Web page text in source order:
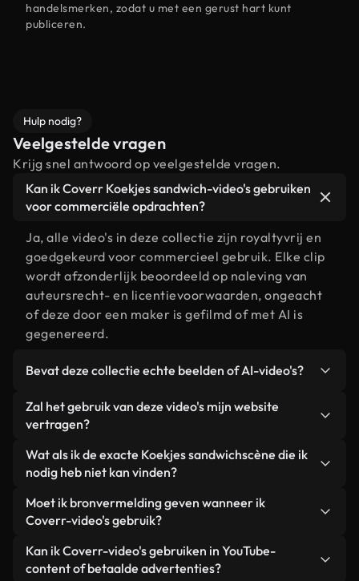
handelsmerken, zodat u met een gerust hart kunt
publiceren.
Hulp nodig?
Veelgestelde vragen
Krijg snel antwoord op veelgestelde vragen.
Kan ik Coverr Koekjes sandwich-video's gebruiken
voor commerciële opdrachten?
Ja, alle video's in deze collectie zijn royaltyvrij en
goedgekeurd voor commercieel gebruik. Elke clip
wordt afzonderlijk beoordeeld op naleving van
auteursrecht- en licentievoorwaarden, ongeacht
of deze door een maker is gefilmd of met AI is
gegenereerd.
Bevat deze collectie echte beelden of AI-video's?
Beide. Dit is een hybride bibliotheek die bestaat
uit echte, door mensen gefilmde beelden van
gegenereerde video's. Elke video is duidelijk
gelabeld, zodat je altijd weet wat je gebruikt.
Zal het gebruik van deze video's mijn website
vertragen?
Niet als u voor onze geoptimaliseerde versies
kiest. Wij bieden lichtgewicht, webklare formaten
achtergrond. Zo blijft de kwaliteit hoog, worden de
laadtijden geminimaliseerd en worden
statistieken zoals LCP verbeterd.
Wat als ik de exacte Koekjes sandwichscène die ik
nodig heb niet kan vinden?
Met Coverr AI Studio maak je direct een video.
Beschrijf de scène – bijvoorbeeld "Koekjes
genereert binnen enkele seconden een
gepersonaliseerde video die voldoet aan onze
Moet ik bronvermelding geven wanneer ik
Coverr-video's gebruik?
Naamsvermelding is niet vereist. Alle video's in
onze stockbibliotheek zijn royaltyvrij en kunnen
Kan ik Coverr-video's gebruiken in YouTube-
content of betaalde advertenties?